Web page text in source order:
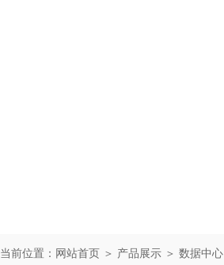
当前位置： 网站首页 ＞ 产品展示 ＞ 数据中心